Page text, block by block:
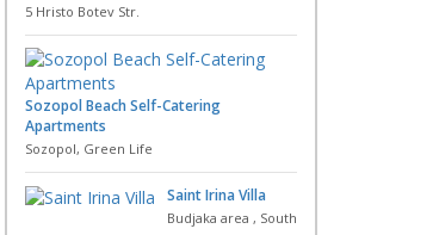
5 Hristo Botev Str.
Sozopol Beach Self-Catering
Apartments
Sozopol, Green Life
Saint Irina Villa
Budjaka area , South